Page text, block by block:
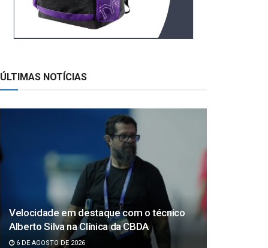
ÚLTIMAS NOTÍCIAS
Velocidade em destaque com o técnico
Alberto Silva na Clínica da CBDA
6 DE AGOSTO DE 2026